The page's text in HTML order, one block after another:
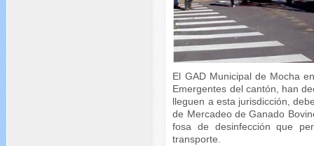
El GAD Municipal de Mocha
Emergentes del cantón, han
lleguen a esta jurisdicción,
de Mercadeo de Ganado
fosa de desinfección que
transporte.